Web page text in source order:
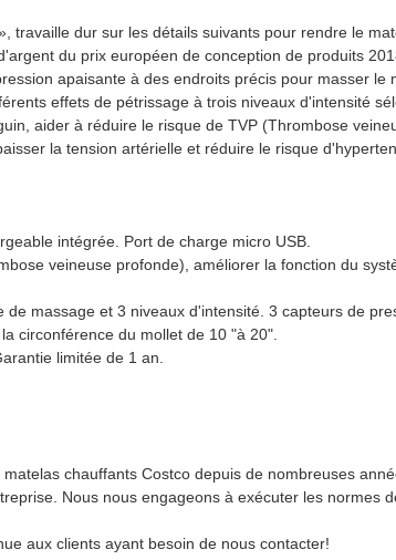
dur sur les détails suivants pour rendre le
du prix européen de conception de produits
apaisante à des endroits précis pour masser
effets de pétrissage à trois niveaux d'intensité
aider à réduire le risque de TVP (Thrombose
la tension artérielle et réduire le risque
intégrée. Port de charge micro USB.
veineuse profonde), améliorer la fonction du
massage et 3 niveaux d'intensité. 3 capteurs de
circonférence du mollet de 10 "à 20".
limitée de 1 an.
chauffants Costco depuis de nombreuses
Nous nous engageons à exécuter les
aux clients ayant besoin de nous contacter!